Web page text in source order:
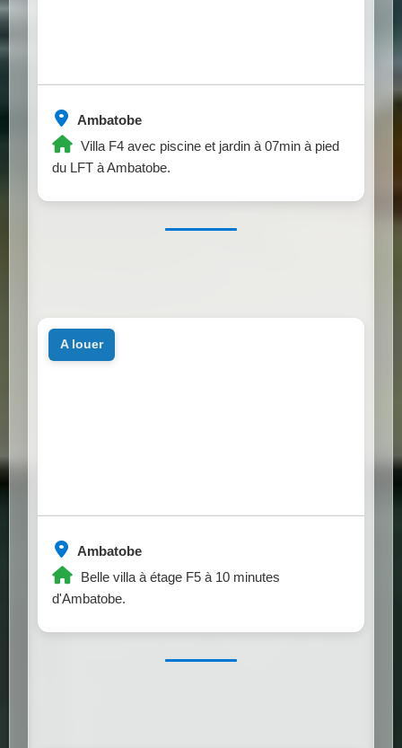
Ambatobe
Villa F4 avec piscine et jardin à 07min à pied
du LFT à Ambatobe.
Ambatobe
Belle villa à étage F5 à 10 minutes
d'Ambatobe.
a louer